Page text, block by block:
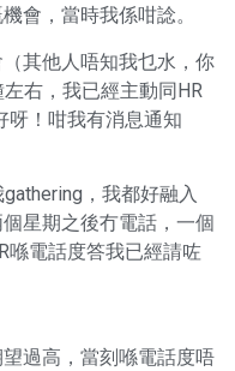
會，當時我係咁諗。
其他人唔知我乜水，你
右，我已經主動同HR
呀！咁我有消息通知
，我都好融入
星期之後冇電話，一個
喺電話度答我已經請咗
過高，當刻喺電話度唔